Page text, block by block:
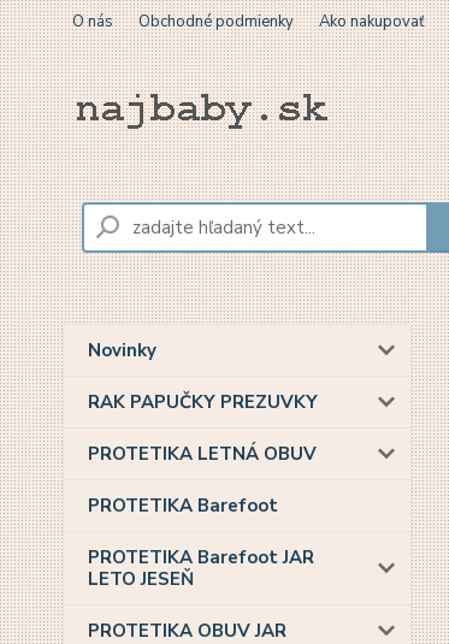
O nás Obchodné podmienky Ako nakupovať
Novinky
RAK PAPUČKY PREZUVKY
PROTETIKA LETNÁ OBUV
PROTETIKA Barefoot
PROTETIKA Barefoot JAR
LETO JESEŇ
PROTETIKA OBUV JAR